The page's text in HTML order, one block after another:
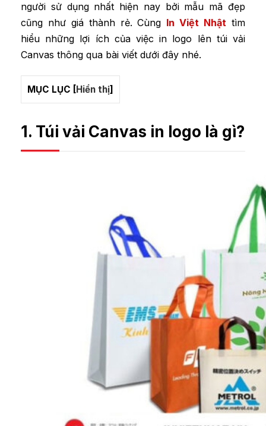
người sử dụng nhất hiện nay bởi mẫu mã đẹp
cũng như giá thành rẻ. Cùng In Việt Nhật tìm
hiểu những lợi ích của việc in logo lên túi vải
Canvas thông qua bài viết dưới đây nhé.
MỤC LỤC [Hiển thị]
1. Túi vải Canvas in logo là gì?